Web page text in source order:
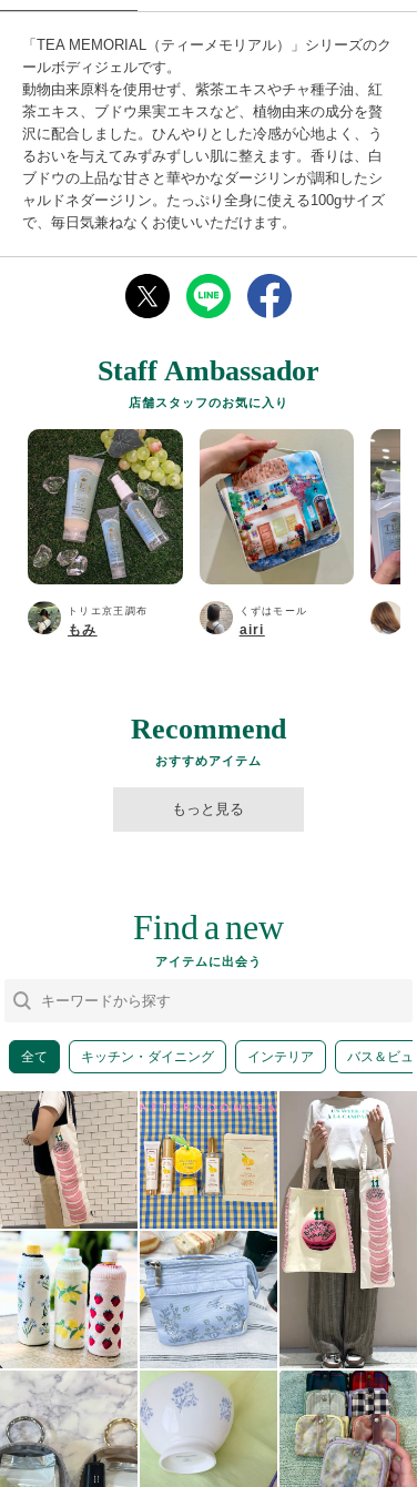
「TEA MEMORIAL（ティーメモリアル）」シリーズのク
ールボディジェルです。
動物由来原料を使用せず、紫茶エキスやチャ種子油、紅
茶エキス、ブドウ果実エキスなど、植物由来の成分を贅
沢に配合しました。ひんやりとした冷感が心地よく、う
るおいを与えてみずみずしい肌に整えます。香りは、白
ブドウの上品な甘さと華やかなダージリンが調和したシ
ャルドネダージリン。たっぷり全身に使える100gサイズ
で、毎日気兼ねなくお使いいただけます。
Staff Ambassador
店舗スタッフのお気に入り
トリエ京王調布
もみ
くずはモール
airi
Recommend
おすすめアイテム
もっと見る
Find anew
アイテムに出会う
全て キッチン・ダイニング インテリア バス＆ビュ